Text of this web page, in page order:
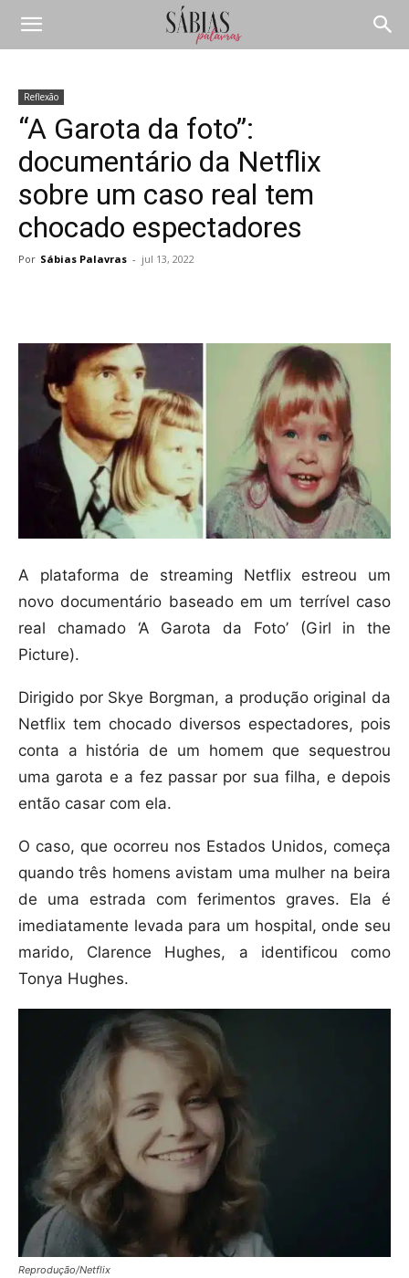
Reflexão
“A Garota da foto”:
documentário da Netflix
sobre um caso real tem
chocado espectadores
Por Sábias Palavras - jul 13, 2022
A plataforma de streaming Netflix estreou um
novo documentário baseado em um terrível caso
real chamado ‘A Garota da Foto’ (Girl in the
Picture).
Dirigido por Skye Borgman, a produção original da
Netflix tem chocado diversos espectadores, pois
conta a história de um homem que sequestrou
uma garota e a fez passar por sua filha, e depois
então casar com ela.
O caso, que ocorreu nos Estados Unidos, começa
quando três homens avistam uma mulher na beira
de uma estrada com ferimentos graves. Ela é
imediatamente levada para um hospital, onde seu
marido, Clarence Hughes, a identificou como
Tonya Hughes.
Reprodução/Netflix